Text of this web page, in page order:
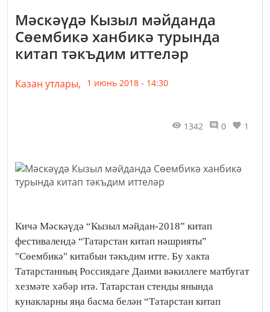
Мәскәүдә Кызыл мәйданда
Сөембикә ханбикә турында
китап тәкъдим иттеләр
Казан утлары, 1 июнь 2018 - 14:30
1342 0 1
Кичә Мәскәүдә “Кызыл мәйдан-2018” китап
фестивалендә “Татарстан китап нәшрияты”
"Сөембикә" китабын тәкъдим итте. Бу хакта
Татарстанның Россиядәге Даими вәкиллеге матбугат
хезмәте хәбәр итә. Татарстан стенды янында
кунакларны яңа басма белән “Татарстан китап